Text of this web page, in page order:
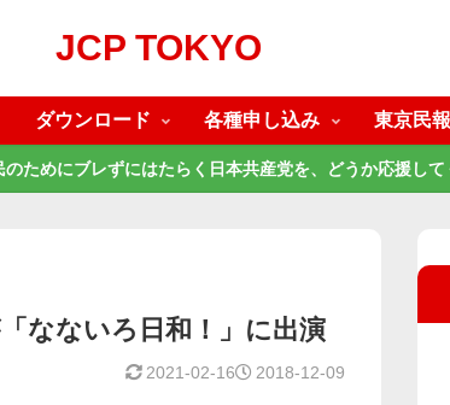
JCP TOKYO
ダウンロード 各種申し込み 東京民報
のためにブレずにはたらく日本共産党を、どうか応援して
なないろ日和！」に出演
2018-12-09
2021-02-16